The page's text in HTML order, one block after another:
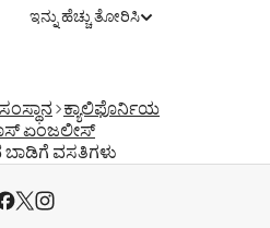
ಇನ್ನು ಹೆಚ್ಚು ತೋರಿಸಿ
ಕ್ಯಾಲಿಫೊರ್ನಿಯ
ಏಂಜಲೀಸ್
ವಸತಿಗಳು